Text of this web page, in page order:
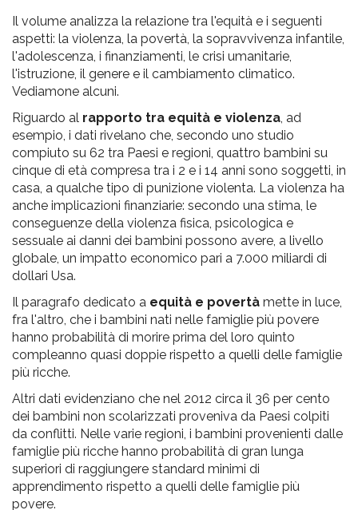
Il volume analizza la relazione tra l'equità e i seguenti
aspetti: la violenza, la povertà, la sopravvivenza infantile,
l'adolescenza, i finanziamenti, le crisi umanitarie,
l'istruzione, il genere e il cambiamento climatico.
Vediamone alcuni.
Riguardo al rapporto tra equità e violenza, ad
esempio, i dati rivelano che, secondo uno studio
compiuto su 62 tra Paesi e regioni, quattro bambini su
cinque di età compresa tra i 2 e i 14 anni sono soggetti, in
casa, a qualche tipo di punizione violenta. La violenza ha
anche implicazioni finanziarie: secondo una stima, le
conseguenze della violenza fisica, psicologica e
sessuale ai danni dei bambini possono avere, a livello
globale, un impatto economico pari a 7.000 miliardi di
dollari Usa.
Il paragrafo dedicato a equità e povertà mette in luce,
fra l'altro, che i bambini nati nelle famiglie più povere
hanno probabilità di morire prima del loro quinto
compleanno quasi doppie rispetto a quelli delle famiglie
più ricche.
Altri dati evidenziano che nel 2012 circa il 36 per cento
dei bambini non scolarizzati proveniva da Paesi colpiti
da conflitti. Nelle varie regioni, i bambini provenienti dalle
famiglie più ricche hanno probabilità di gran lunga
superiori di raggiungere standard minimi di
apprendimento rispetto a quelli delle famiglie più
povere.